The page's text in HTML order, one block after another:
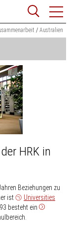
Suchen
Australien
HRK in
Beziehungen zu
ist
Universities
besteht ein